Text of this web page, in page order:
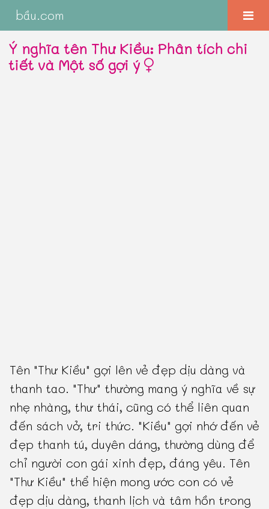
bầu.com
Ý nghĩa tên Thư Kiều: Phân tích chi
tiết và Một số gợi ý
Tên "Thư Kiều" gợi lên vẻ đẹp dịu dàng và
thanh tao. "Thư" thường mang ý nghĩa về sự
nhẹ nhàng, thư thái, cũng có thể liên quan
đến sách vở, tri thức. "Kiều" gợi nhớ đến vẻ
đẹp thanh tú, duyên dáng, thường dùng để
chỉ người con gái xinh đẹp, đáng yêu. Tên
"Thư Kiều" thể hiện mong ước con có vẻ
đẹp dịu dàng, thanh lịch và tâm hồn trong